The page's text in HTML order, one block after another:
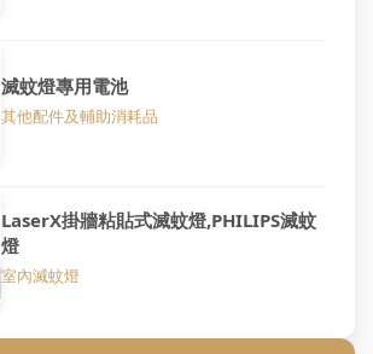
滅蚊燈專用電池
其他配件及輔助消耗品
LaserX掛牆粘貼式滅蚊燈,PHILIPS滅蚊
燈
室內滅蚊燈